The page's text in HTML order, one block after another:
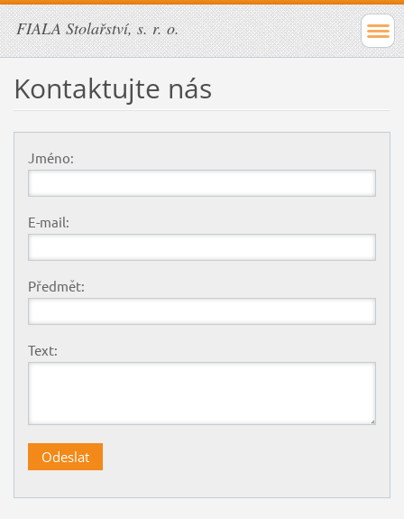
FIALA Stolařství, s. r. o.
Kontaktujte nás
Jméno:
E-mail:
Předmět:
Text: